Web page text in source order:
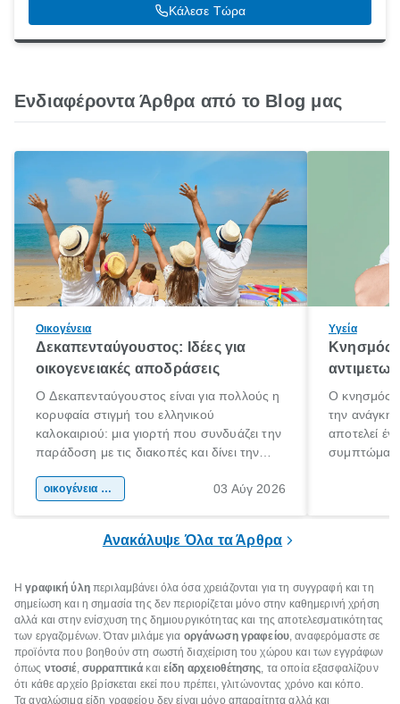
Κάλεσε Τώρα
Ενδιαφέροντα Άρθρα από το Blog μας
Οικογένεια
Δεκαπενταύγουστος: Ιδέες για
οικογενειακές αποδράσεις
Ο Δεκαπενταύγουστος είναι για πολλούς η
κορυφαία στιγμή του ελληνικού
καλοκαιριού: μια γιορτή που συνδυάζει την
παράδοση με τις διακοπές και δίνει την
χώρας. Είτε πρόκειται για λίγες μέρες
οικογένεια & παιδί 03 Αύγ 2026
Υγεία
Κνησμός:
Ο κνησμός
την ανάγκη
αποτελεί
Ανακάλυψε Όλα τα Άρθρα
Ηγραφική ύληπεριλαμβάνει όλα όσα χρειάζονται για τη συγγραφή και τη
σημείωση και η σημασία της δεν περιορίζεται μόνο στην καθημερινή χρήση
αλλά και στην ενίσχυση της δημιουργικότητας και της αποτελεσματικότητας
των εργαζομένων. Όταν μιλάμε για οργάνωση γραφείου, αναφερόμαστε σε
προϊόντα που βοηθούν στη σωστή διαχείριση του χώρου και των εγγράφων
όπως ντοσιέ, συρραπτικά και είδη αρχειοθέτησης, τα οποία εξασφαλίζουν
ότι κάθε αρχείο βρίσκεται εκεί που πρέπει, γλιτώνοντας χρόνο και κόπο.
Τα αναλώσιμα είδη γραφείου δεν είναι μόνο απαραίτητα αλλά και